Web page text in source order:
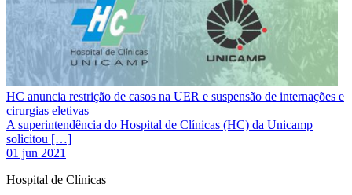
HC anuncia restrição de casos na UER e suspensão de internações e
cirurgias eletivas
A superintendência do Hospital de Clínicas (HC) da Unicamp
solicitou […]
01 jun 2021
Hospital de Clínicas